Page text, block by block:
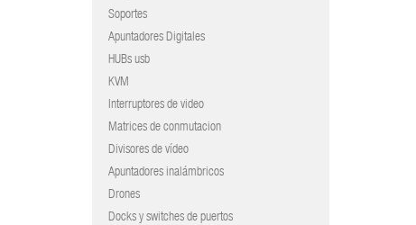
Soportes
Apuntadores Digitales
HUBs usb
KVM
Interruptores de video
Matrices de conmutacion
Divisores de vídeo
Apuntadores inalámbricos
Drones
Docks y switches de puertos